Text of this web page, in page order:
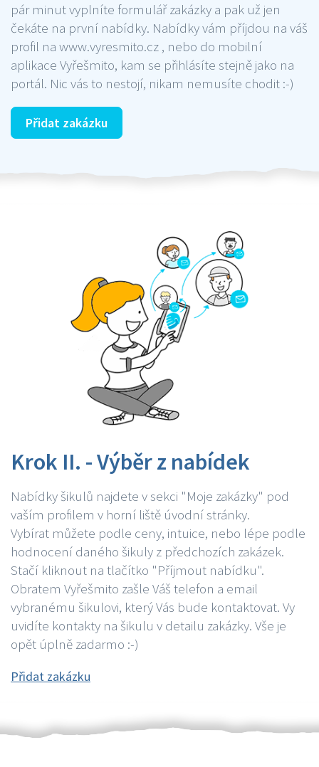
pár minut vyplníte formulář zakázky a pak už jen
čekáte na první nabídky. Nabídky vám příjdou na váš
profil na www.vyresmito.cz , nebo do mobilní
aplikace Vyřešmito, kam se přihlásíte stejně jako na
portál. Nic vás to nestojí, nikam nemusíte chodit :-)
Přidat zakázku
Krok II. - Výběr z nabídek
Nabídky šikulů najdete v sekci "Moje zakázky" pod
vaším profilem v horní liště úvodní stránky.
Vybírat můžete podle ceny, intuice, nebo lépe podle
hodnocení daného šikuly z předchozích zakázek.
Stačí kliknout na tlačítko "Příjmout nabídku".
Obratem Vyřešmito zašle Váš telefon a email
vybranému šikulovi, který Vás bude kontaktovat. Vy
uvidíte kontakty na šikulu v detailu zakázky. Vše je
opět úplně zadarmo :-)
Přidat zakázku